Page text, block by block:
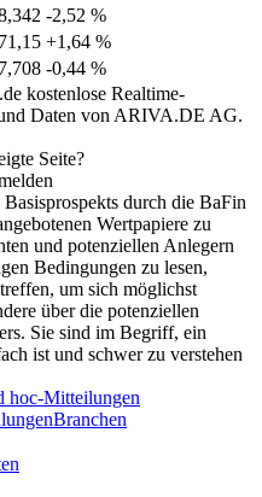
-2,52 %
71,15 +1,64 %
7,708 -0,44 %
kostenlose Realtime-
Daten von ARIVA.DE AG.
Seite?
durch die BaFin
Wertpapiere zu
und potenziellen Anlegern
Bedingungen zu lesen,
um sich möglichst
über die potenziellen
Sie sind im Begriff, ein
ist und schwer zu verstehen
hoc-Mitteilungen
Branchen